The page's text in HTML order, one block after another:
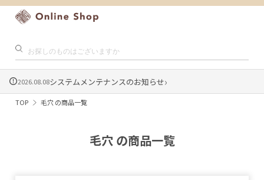
2026.08.08システムメンテナンスのお知らせ›
TOP 毛穴 の商品一覧
毛穴 の商品一覧